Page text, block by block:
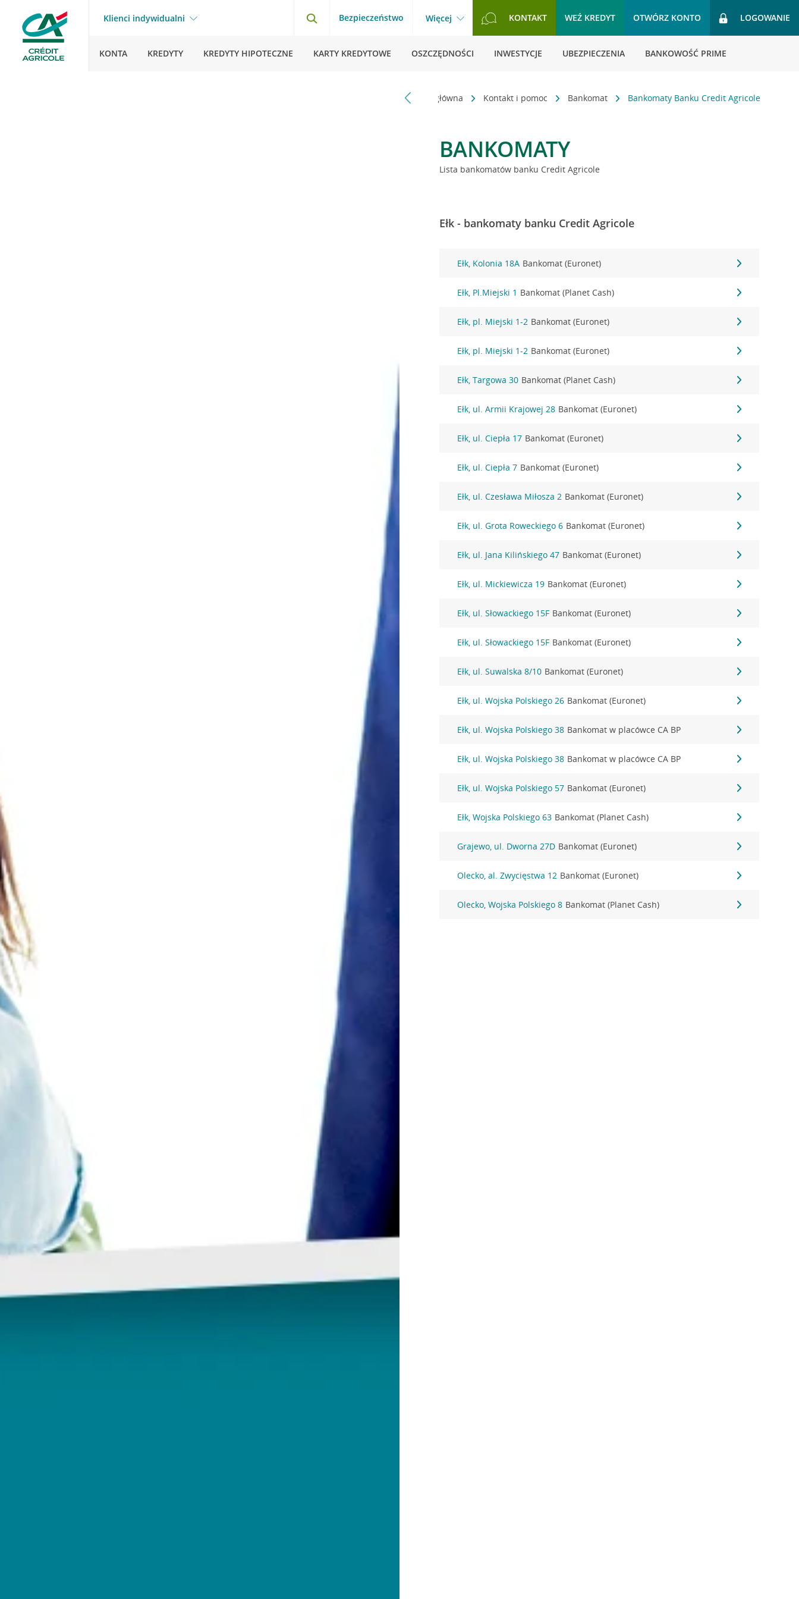
Klienci indywidualni Bezpieczeństwo Więcej KONTAKT WEŹ KREDYT OTWÓRZ KONTO LOGOWANIE
KONTA KREDYTY KREDYTY HIPOTECZNE KARTY KREDYTOWE OSZCZĘDNOŚCI INWESTYCJE UBEZPIECZENIA BANKOWOŚĆ PRIME
Strona główna Kontakt i pomoc Bankomat Bankomaty Banku Credit Agricole
BANKOMATY
Lista bankomatów banku Credit Agricole
Ełk - bankomaty banku Credit Agricole
Ełk, Kolonia 18A Bankomat (Euronet)
Ełk, Pl.Miejski 1 Bankomat (Planet Cash)
Ełk, pl. Miejski 1-2 Bankomat (Euronet)
Ełk, pl. Miejski 1-2 Bankomat (Euronet)
Ełk, Targowa 30 Bankomat (Planet Cash)
Ełk, ul. Armii Krajowej 28 Bankomat (Euronet)
Ełk, ul. Ciepła 17 Bankomat (Euronet)
Ełk, ul. Ciepła 7 Bankomat (Euronet)
Ełk, ul. Czesława Miłosza 2 Bankomat (Euronet)
Ełk, ul. Grota Roweckiego 6 Bankomat (Euronet)
Ełk, ul. Jana Kilińskiego 47 Bankomat (Euronet)
Ełk, ul. Mickiewicza 19 Bankomat (Euronet)
Ełk, ul. Słowackiego 15F Bankomat (Euronet)
Ełk, ul. Słowackiego 15F Bankomat (Euronet)
Ełk, ul. Suwalska 8/10 Bankomat (Euronet)
Ełk, ul. Wojska Polskiego 26 Bankomat (Euronet)
Ełk, ul. Wojska Polskiego 38 Bankomat w placówce CA BP
Ełk, ul. Wojska Polskiego 38 Bankomat w placówce CA BP
Ełk, ul. Wojska Polskiego 57 Bankomat (Euronet)
Ełk, Wojska Polskiego 63 Bankomat (Planet Cash)
Grajewo, ul. Dworna 27D Bankomat (Euronet)
Olecko, al. Zwycięstwa 12 Bankomat (Euronet)
Olecko, Wojska Polskiego 8 Bankomat (Planet Cash)